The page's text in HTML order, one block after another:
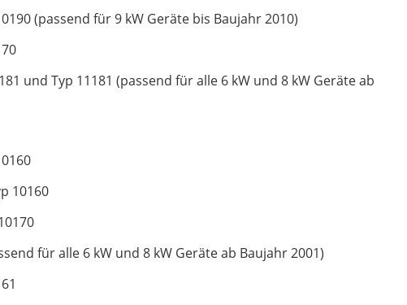
(passend für 9 kW Geräte bis Baujahr 2010)
und Typ 11181 (passend für alle 6 kW und 8 kW Geräte ab
10160
für alle 6 kW und 8 kW Geräte ab Baujahr 2001)